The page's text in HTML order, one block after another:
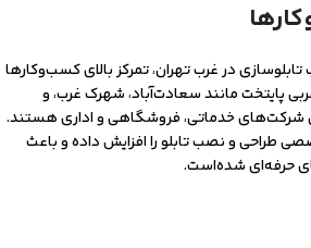
در غرب تهران، تمرکز بالای کسب‌وکارها
پایتخت مانند سعادت‌آباد، شهرک غرب، و
شرکت‌های خدماتی، فروشگاهی و اداری هستند.
طراحی و نصب تابلو را افزایش داده و باعث
حرفه‌ای شده‌است.